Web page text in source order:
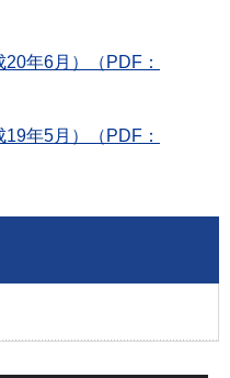
年6月）（PDF：
年5月）（PDF：